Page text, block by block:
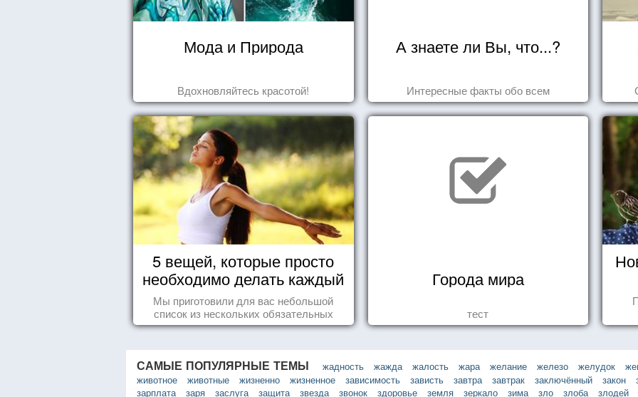
Мода и Природа
Вдохновляйтесь красотой!
А знаете ли Вы, что...?
Интересные факты обо всем
5 вещей, которые просто
необходимо делать каждый
день
Мы приготовили для вас небольшой
список из нескольких обязательных
вещей, которые должны стать частью
Города мира
тест
САМЫЕ ПОПУЛЯРНЫЕ ТЕМЫ жадность жажда жалость жара желание железо желудок
животное
животные жизненно жизненное зависимость зависть завтра завтрак заключённый закон
зарплата
заря заслуга защита звезда звонок здоровье земля зеркало зима зло злоба злодей